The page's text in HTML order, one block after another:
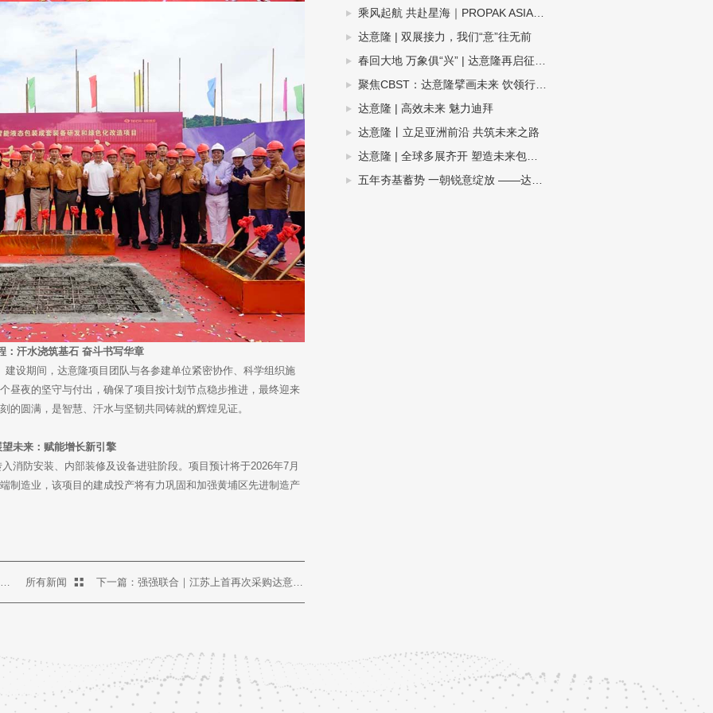
：汗水浇筑基石 奋斗书写华章
设期间，达意隆项目团队与各参建单位紧密协作、科学组织施
昼夜的坚守与付出，确保了项目按计划节点稳步推进，最终迎来
的圆满，是智慧、汗水与坚韧共同铸就的辉煌见证。
望未来：赋能增长新引擎
防安装、内部装修及设备进驻阶段。项目预计将于2026年7月
制造业，该项目的建成投产将有力巩固和加强黄埔区先进制造产
所有新闻
乘风起航 共赴星海｜PROPAK ASIA2024圆满收官，达意隆期待与您再次相遇！
达意隆 | 双展接力，我们“意”往无前
春回大地 万象俱“兴” | 达意隆再启征程！
聚焦CBST：达意隆擘画未来 饮领行业生态圈
达意隆 | 高效未来 魅力迪拜
达意隆丨立足亚洲前沿 共筑未来之路
达意隆 | 全球多展齐开 塑造未来包装新格局
五年夯基蓄势 一朝锐意绽放 ——达意隆民族品牌闪耀国际展会